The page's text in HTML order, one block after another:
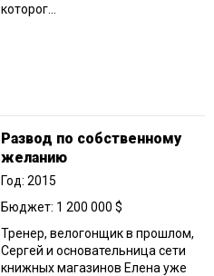
которог...
Развод по собственному
желанию
Год: 2015
Бюджет: 1 200 000 $
Тренер, велогонщик в прошлом,
Сергей и основательница сети
книжных магазинов Елена уже